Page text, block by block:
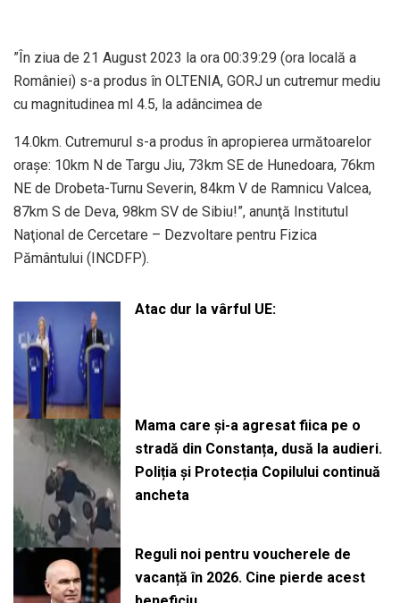
”În ziua de 21 August 2023 la ora 00:39:29 (ora locală a
României) s-a produs în OLTENIA, GORJ un cutremur mediu
cu magnitudinea ml 4.5, la adâncimea de
14.0km. Cutremurul s-a produs în apropierea următoarelor
oraşe: 10km N de Targu Jiu, 73km SE de Hunedoara, 76km
NE de Drobeta-Turnu Severin, 84km V de Ramnicu Valcea,
87km S de Deva, 98km SV de Sibiu!”, anunţă Institutul
Naţional de Cercetare – Dezvoltare pentru Fizica
Pământului (INCDFP).
Atac dur la vârful UE:
Mama care și-a agresat fiica pe o
stradă din Constanța, dusă la audieri.
Poliția și Protecția Copilului continuă
ancheta
Reguli noi pentru voucherele de
vacanță în 2026. Cine pierde acest